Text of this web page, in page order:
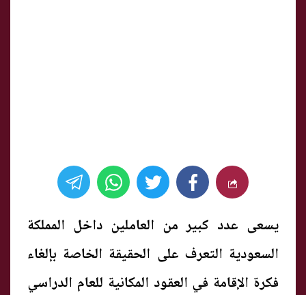
يسعى عدد كبير من العاملين داخل المملكة
السعودية التعرف على الحقيقة الخاصة بإلغاء
فكرة الإقامة في العقود المكانية للعام الدراسي